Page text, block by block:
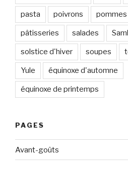
pasta poivrons pommes
pâtisseries salades
solstice d'hiver soupes
Yule équinoxe d'automne
équinoxe de printemps
PAGES
Avant-goûts